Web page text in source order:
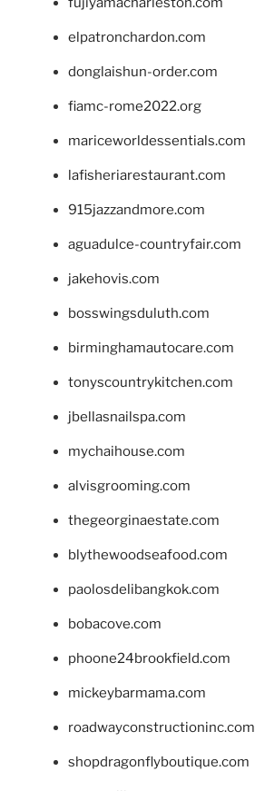
elpatronchardon.com
donglaishun-order.com
fiamc-rome2022.org
mariceworldessentials.com
lafisheriarestaurant.com
915jazzandmore.com
aguadulce-countryfair.com
jakehovis.com
bosswingsduluth.com
birminghamautocare.com
tonyscountrykitchen.com
jbellasnailspa.com
mychaihouse.com
alvisgrooming.com
thegeorginaestate.com
blythewoodseafood.com
paolosdelibangkok.com
bobacove.com
phoone24brookfield.com
mickeybarmama.com
roadwayconstructioninc.com
shopdragonflyboutique.com